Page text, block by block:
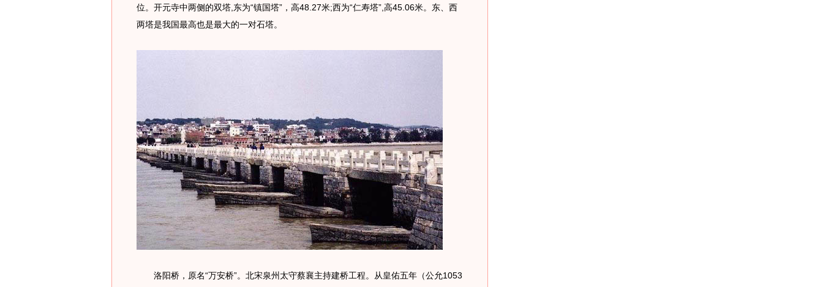
位。开元寺中两侧的双塔,东为“镇国塔”，高48.27米;西为“仁寿塔”,高45.06米。东、西
两塔是我国最高也是最大的一对石塔。
洛阳桥，原名“万安桥”。北宋泉州太守蔡襄主持建桥工程。从皇佑五年（公允1053